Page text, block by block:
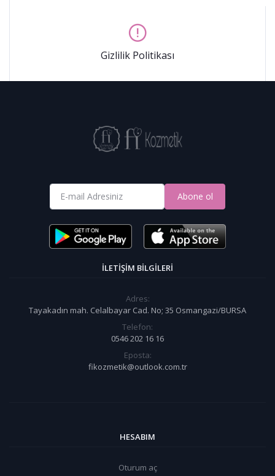
Gizlilik Politikası
Abone ol
İLETIŞIM BILGILERI
Adres:
Tayakadın mah. Celalbayar Cad. No; 35 Osmangazi/BURSA
Telefon:
0546 202 16 16
Eposta:
fikozmetik@outlook.com.tr
HESABIM
Oturum aç